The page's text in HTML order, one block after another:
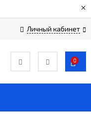
×
Личный кабинет
0